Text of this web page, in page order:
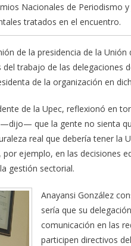
Nacionales de Periodismo
tratados en el encuentro.
de la presidencia de la Unión
trabajo de las delegaciones
de la organización en
de la Upec, reflexionó en
que la gente no sienta
real que debería tener la
ejemplo, en las decisiones
gestión sectorial.
Anayansi González
sería que su
comunicación en las
participen directivos